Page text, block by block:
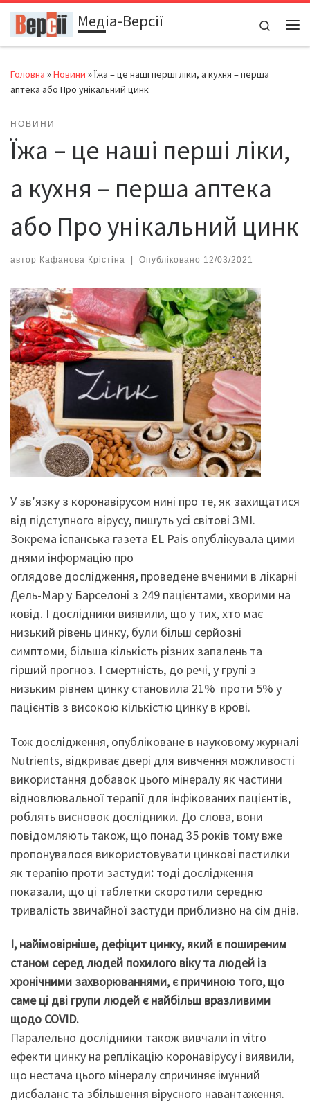
Перейти до вмістуМедіа-Версії
Search
Головна »Новини »Їжа – це наші перші ліки, а кухня – перша
аптека або Про унікальний цинк
НОВИНИ
Їжа – це наші перші ліки,
а кухня – перша аптека
або Про унікальний цинк
автор Кафанова Крістіна | Опубліковано 12/03/2021
У зв’язку з коронавірусом нині про те, як захищатися
від підступного вірусу, пишуть усі світові ЗМІ.
Зокрема іспанська газета EL Pais опублікувала цими
днями інформацію про
оглядове дослідження,проведене вченими в лікарні
Дель-Мар у Барселоні з 249 пацієнтами, хворими на
ковід. І дослідники виявили, що у тих, хто має
низький рівень цинку, були більш серйозні
симптоми, більша кількість різних запалень та
гірший прогноз. І смертність, до речі, у групі з
низьким рівнем цинку становила 21% проти 5% у
пацієнтів з високою кількістю цинку в крові.
Тож дослідження, опубліковане в науковому журналі
Nutrients, відкриває двері для вивчення можливості
використання добавок цього мінералу як частини
відновлювальної терапії для інфікованих пацієнтів,
роблять висновок дослідники. До слова, вони
повідомляють також, що понад 35 років тому вже
пропонувалося використовувати цинкові пастилки
як терапію проти застуди: тоді дослідження
показали, що ці таблетки скоротили середню
тривалість звичайної застуди приблизно на сім днів.
І, найімовірніше, дефіцит цинку, який є поширеним
станом серед людей похилого віку та людей із
хронічними захворюваннями, є причиною того, що
саме ці дві групи людей є найбільш вразливими
щодо COVID.
Паралельно дослідники також вивчали in vitro
ефекти цинку на реплікацію коронавірусу і виявили,
що нестача цього мінералу спричиняє імунний
дисбаланс та збільшення вірусного навантаження.